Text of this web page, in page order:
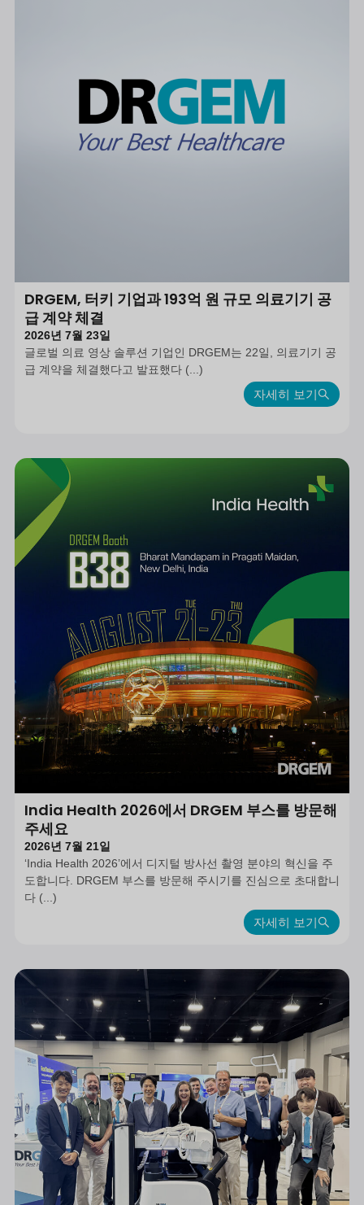
DRGEM, 터키 기업과 193억 원 규모 의료기기 공
급 계약 체결
2026년 7월 23일
글로벌 의료 영상 솔루션 기업인 DRGEM는 22일, 의료기기 공
급 계약을 체결했다고 발표했다 (...)
자세히 보기
India Health 2026에서 DRGEM 부스를 방문해
주세요
2026년 7월 21일
‘India Health 2026’에서 디지털 방사선 촬영 분야의 혁신을 주
도합니다. DRGEM 부스를 방문해 주시기를 진심으로 초대합니
다 (...)
자세히 보기